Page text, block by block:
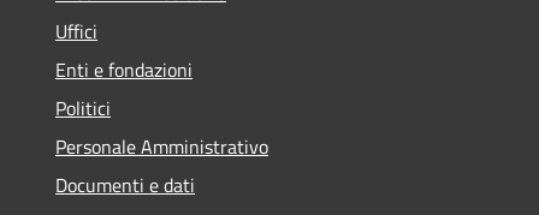
Uffici
Enti e fondazioni
Politici
Personale Amministrativo
Documenti e dati